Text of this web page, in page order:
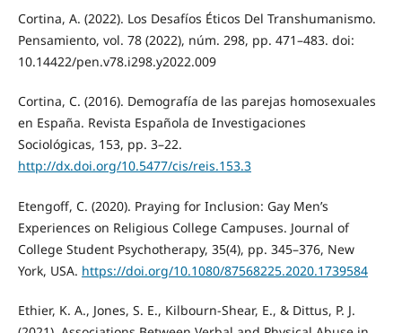
Cortina, A. (2022). Los Desafíos Éticos Del Transhumanismo.
Pensamiento, vol. 78 (2022), núm. 298, pp. 471–483. doi:
10.14422/pen.v78.i298.y2022.009
Cortina, C. (2016). Demografía de las parejas homosexuales
en España. Revista Española de Investigaciones
Sociológicas, 153, pp. 3–22.
http://dx.doi.org/10.5477/cis/reis.153.3
Etengoff, C. (2020). Praying for Inclusion: Gay Men’s
Experiences on Religious College Campuses. Journal of
College Student Psychotherapy, 35(4), pp. 345–376, New
York, USA. https://doi.org/10.1080/87568225.2020.1739584
Ethier, K. A., Jones, S. E., Kilbourn-Shear, E., & Dittus, P. J.